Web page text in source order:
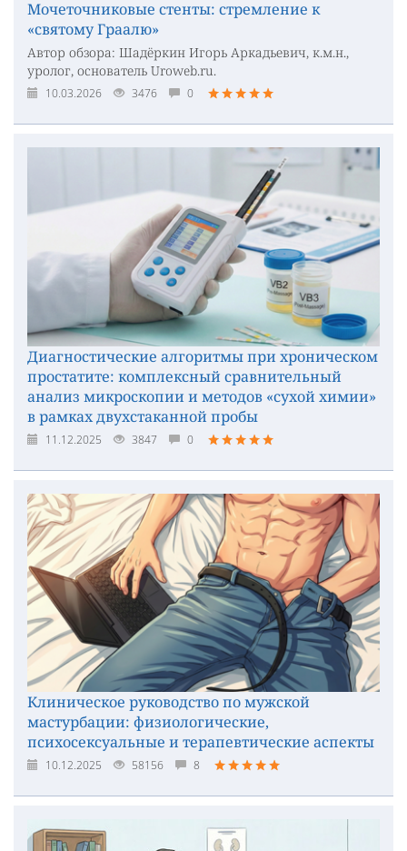
Мочеточниковые стенты: стремление к
«святому Граалю»
Автор обзора: Шадёркин Игорь Аркадьевич, к.м.н.,
уролог, основатель Uroweb.ru.
10.03.2026 3476 0
Диагностические алгоритмы при хроническом
простатите: комплексный сравнительный
анализ микроскопии и методов «сухой химии»
в рамках двухстаканной пробы
11.12.2025 3847 0
Клиническое руководство по мужской
мастурбации: физиологические,
психосексуальные и терапевтические аспекты
10.12.2025 58156 8